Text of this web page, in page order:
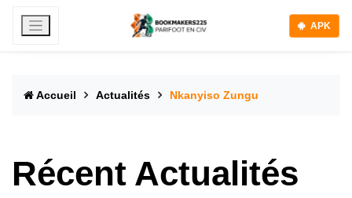
APK
Accueil Actualités Nkanyiso Zungu
Récent Actualités